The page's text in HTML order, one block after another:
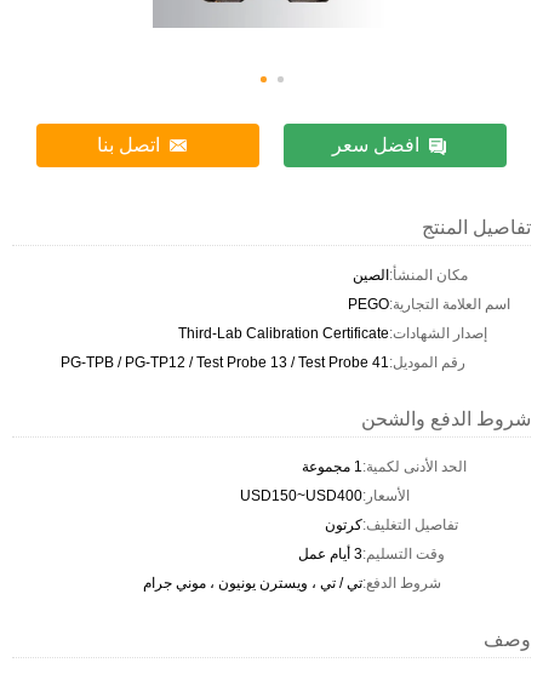
افضل سعر اتصل بنا
تفاصيل المنتج
مكان المنشأ:الصين
اسم العلامة التجارية:PEGO
إصدار الشهادات:Third-Lab Calibration Certificate
رقم الموديل:PG-TPB / PG-TP12 / Test Probe 13 / Test Probe 41
شروط الدفع والشحن
الحد الأدنى لكمية:1 مجموعة
الأسعار:USD150~USD400
تفاصيل التغليف:كرتون
وقت التسليم:3 أيام عمل
شروط الدفع:تي / تي ، ويسترن يونيون ، موني جرام
وصف